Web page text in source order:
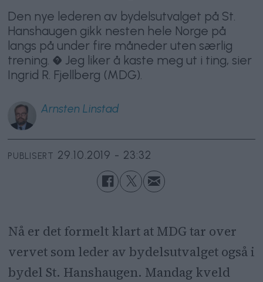
Den nye lederen av bydelsutvalget på St.
Hanshaugen gikk nesten hele Norge på
langs på under fire måneder uten særlig
trening. � Jeg liker å kaste meg ut i ting, sier
Ingrid R. Fjellberg (MDG).
Arnsten Linstad
PUBLISERT 29.10.2019 - 23:32
Nå er det formelt klart at MDG tar over
vervet som leder av bydelsutvalget også i
bydel St. Hanshaugen. Mandag kveld